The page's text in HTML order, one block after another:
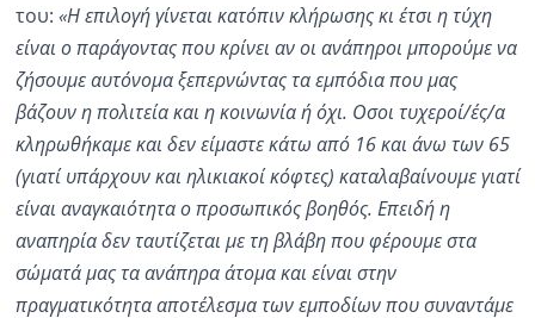
του: «Η επιλογή γίνεται κατόπιν κλήρωσης κι έτσι η τύχη
είναι ο παράγοντας που κρίνει αν οι ανάπηροι μπορούμε να
ζήσουμε αυτόνομα ξεπερνώντας τα εμπόδια που μας
βάζουν η πολιτεία και η κοινωνία ή όχι. Οσοι τυχεροί/ές/α
κληρωθήκαμε και δεν είμαστε κάτω από 16 και άνω των 65
(γιατί υπάρχουν και ηλικιακοί κόφτες) καταλαβαίνουμε γιατί
είναι αναγκαιότητα ο προσωπικός βοηθός. Επειδή η
αναπηρία δεν ταυτίζεται με τη βλάβη που φέρουμε στα
σώματά μας τα ανάπηρα άτομα και είναι στην
πραγματικότητα αποτέλεσμα των εμποδίων που συναντάμε